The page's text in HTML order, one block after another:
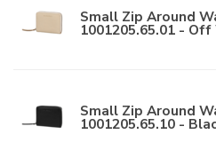
Small Zip Around
1001205.65.01 -
Small Zip Around
1001205.65.10 -